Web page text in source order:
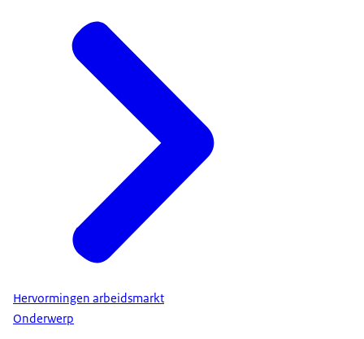
Hervormingen arbeidsmarkt
Onderwerp